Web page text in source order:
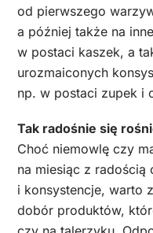
od pierwszego
a później także na
w postaci kaszek, a
urozmaiconych
np. w postaci zupek i
Tak radośnie się
Choć niemowlę czy
na miesiąc z
i konsystencje, warto
dobór produktów,